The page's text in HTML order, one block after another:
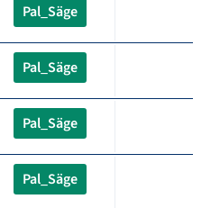
Pal_Säge
Pal_Säge
Pal_Säge
Pal_Säge